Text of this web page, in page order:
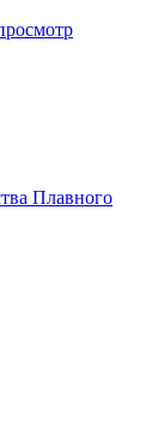
Плавного